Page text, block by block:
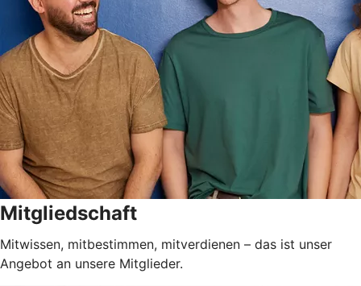
Mitgliedschaft
Mitwissen, mitbestimmen, mitverdienen – das ist unser
Angebot an unsere Mitglieder.